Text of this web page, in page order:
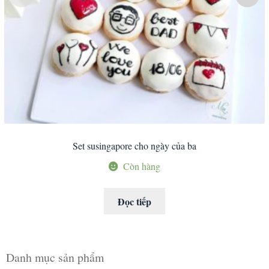
Set susingapore cho ngày của ba
Còn hàng
Đọc tiếp
Danh mục sản phẩm